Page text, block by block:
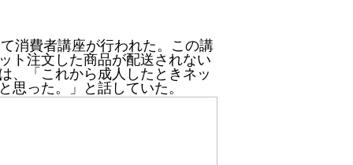
消費者講座が行われた。この講
ト注文した商品が配送されない
、「これから成人したときネッ
思った。」と話していた。